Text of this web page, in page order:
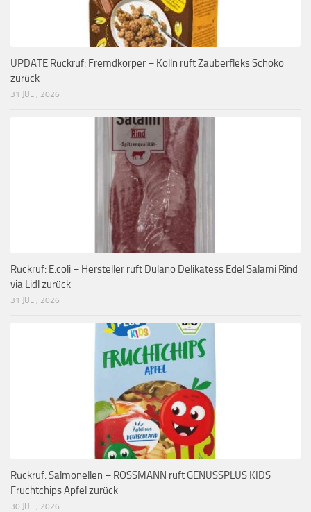
UPDATE Rückruf: Fremdkörper – Kölln ruft Zauberfleks Schoko
zurück
31 JULI, 2026
Rückruf: E.coli – Hersteller ruft Dulano Delikatess Edel Salami Rind
via Lidl zurück
31 JULI, 2026
Rückruf: Salmonellen – ROSSMANN ruft GENUSSPLUS KIDS
Fruchtchips Apfel zurück
30 JULI, 2026